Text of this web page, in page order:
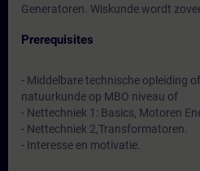
Generatoren. Wiskunde wordt
Prerequisites
- Middelbare technische opleiding
natuurkunde op MBO niveau of
- Nettechniek 1: Basics, Motoren
- Nettechniek 2,Transformatoren.
- Interesse en motivatie.